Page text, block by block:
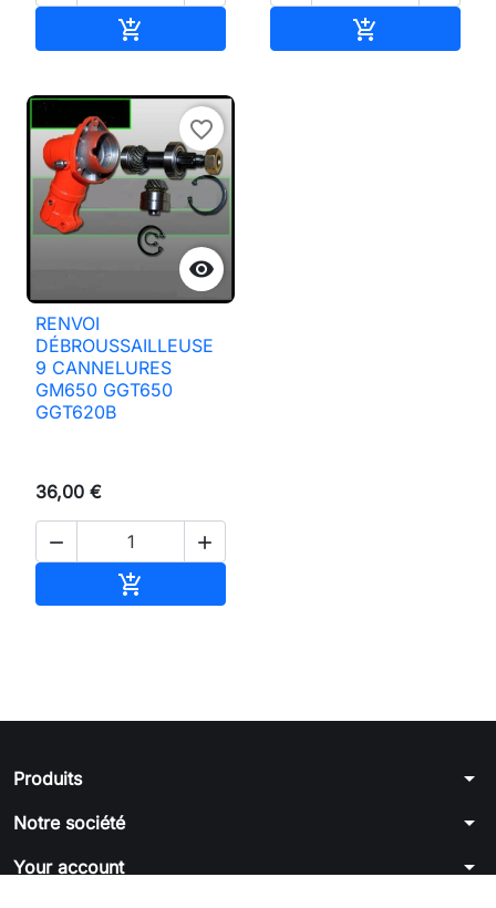
 

favorite_border
RENVOI
DÉBROUSSAILLEUSE
9 CANNELURES
GM650 GGT650
GGT620B
36,00 €
 

Produits arrow_drop_down
Notre société arrow_drop_down
Your account arrow_drop_down